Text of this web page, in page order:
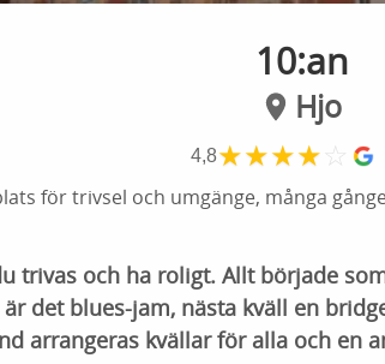
10:an
Hjo
4,8★★★★ ☆
för trivsel och umgänge, många
trivas och ha roligt. Allt började
är det blues-jam, nästa kväll en
arrangeras kvällar för alla och en